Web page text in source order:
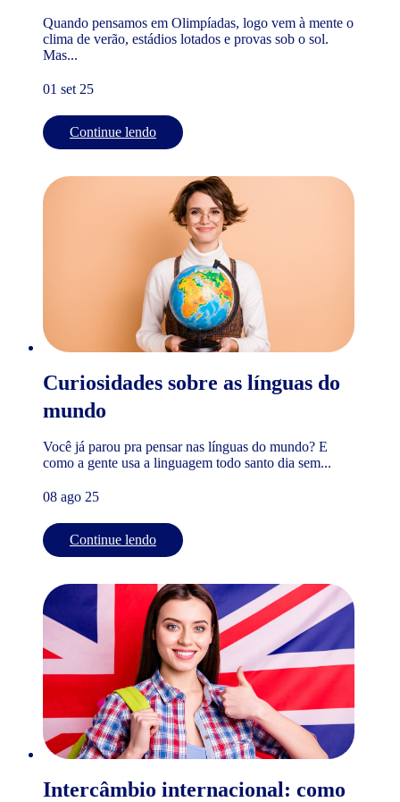
Quando pensamos em Olimpíadas, logo vem à mente o
clima de verão, estádios lotados e provas sob o sol.
Mas...
01 set 25
Continue lendo
Curiosidades sobre as línguas do
mundo
Você já parou pra pensar nas línguas do mundo? E
como a gente usa a linguagem todo santo dia sem...
08 ago 25
Continue lendo
Intercâmbio internacional: como